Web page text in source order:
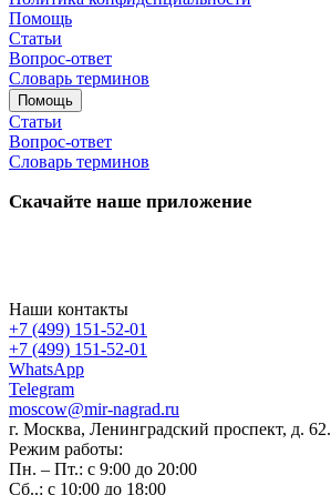
Помощь
Статьи
Вопрос-ответ
Словарь терминов
Помощь
Статьи
Вопрос-ответ
Словарь терминов
Скачайте наше приложение
Наши контакты
+7 (499) 151-52-01
+7 (499) 151-52-01
WhatsApp
Telegram
moscow@mir-nagrad.ru
г. Москва, Ленинградский проспект, д. 62.
Режим работы:
Пн. – Пт.: с 9:00 до 20:00
Сб..: с 10:00 до 18:00